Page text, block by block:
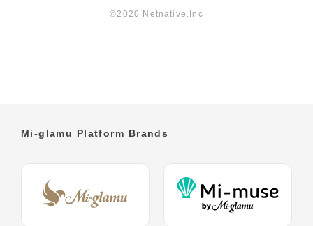
©︎2020 Netnative.Inc
Mi-glamu Platform Brands